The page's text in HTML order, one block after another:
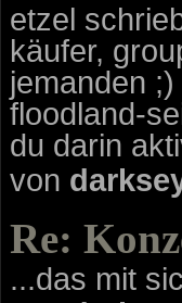
etzel
käufer,
jemanden
floodland-
du darin
von
Re:
...das mit